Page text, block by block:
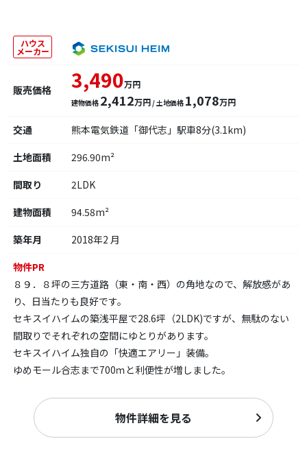
ハウス
メーカー
販売価格 3,490万円
建物価格 2,412万円 / 土地価格 1,078万円
交通
熊本電気鉄道「御代志」駅車8分(3.1km)
土地面積
296.90m²
間取り
2LDK
建物面積
94.58m²
築年月
2018年2 月
物件PR
８９．８坪の三方道路（東・南・西）の角地なので、解放感があ
り、日当たりも良好です。
セキスイハイムの築浅平屋で28.6坪（2LDK)ですが、無駄のない
間取りでそれぞれの空間にゆとりがあります。
セキスイハイム独自の「快適エアリー」装備。
ゆめモール合志まで700ｍと利便性が増しました。
物件詳細を見る